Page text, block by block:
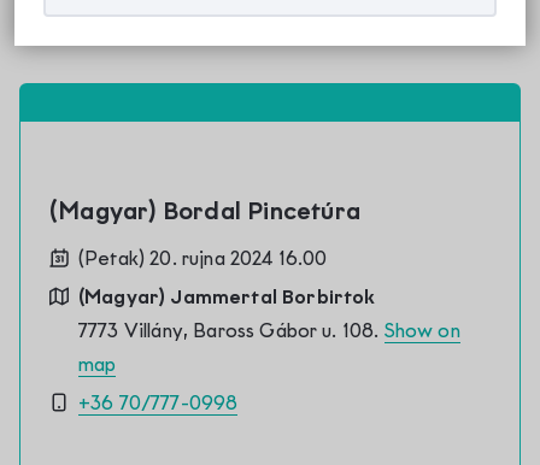
(Magyar) Bordal Pincetúra
(Petak) 20. rujna 2024 16.00
(Magyar) Jammertal Borbirtok
7773 Villány, Baross Gábor u. 108. Show on
map
+36 70/777-0998
Villányi borvidék története
Villányi Borvidék helyi termék védjegy
Villányi Borvidék filozófiája
Rólunk
Pályázatok